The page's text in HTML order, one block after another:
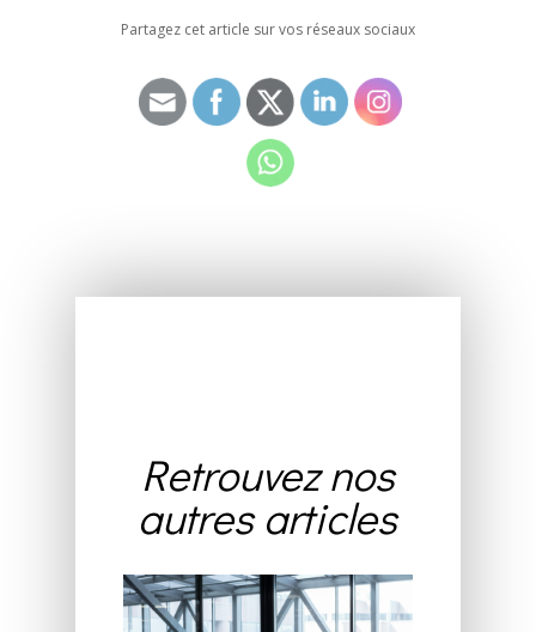
Partagez cet article sur vos réseaux sociaux
Retrouvez nos
autres articles